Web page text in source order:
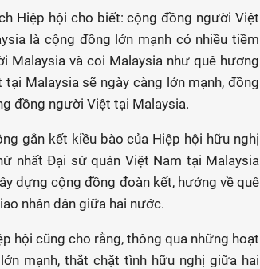
Hiệp hội cho biết: cộng đồng người Việt
là cộng đồng lớn mạnh có nhiều tiềm
Malaysia và coi Malaysia như quê hương
Malaysia sẽ ngày càng lớn mạnh, đồng
đồng người Việt tại Malaysia.
gắn kết kiều bào của Hiệp hội hữu nghị
nhất Đại sứ quán Việt Nam tại Malaysia
dựng cộng đồng đoàn kết, hướng về quê
nhân dân giữa hai nước.
hội cũng cho rằng, thông qua những hoạt
mạnh, thắt chặt tình hữu nghị giữa hai